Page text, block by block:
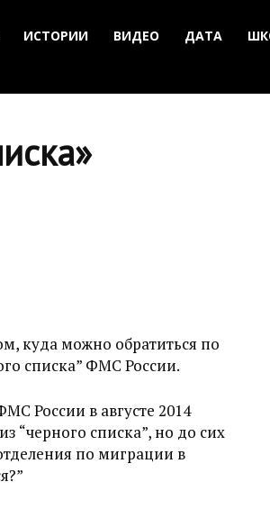
ИСТОРИИ ВИДЕО ДАТА
куда можно обратиться по
списка” ФМС России.
России в августе 2014
“черного списка”, но до сих
по миграции в